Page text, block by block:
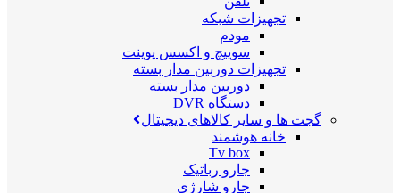
تجهیزات شبکه
مودم
سوییچ و اکسس پوینت
تجهیزات دوربین مدار بسته
دوربین مدار بسته
دستگاه DVR
گجت ها و سایر کالاهای دیجیتال
خانه هوشمند
Tv box
جارو رباتیک
جارو شارژی